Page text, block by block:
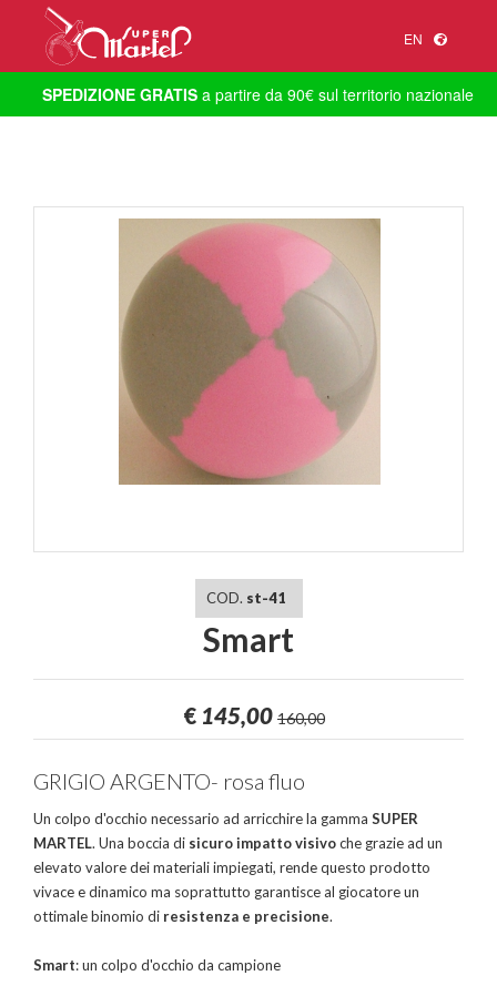
EN
SPEDIZIONE GRATISa partire da 90€ sul territorio nazionale
COD. st-41
Smart
€ 145,00 160,00
GRIGIO ARGENTO- rosa fluo
Un colpo d'occhio necessario ad arricchire la gamma SUPER
MARTEL. Una boccia di sicuro impatto visivoche grazie ad un
elevato valore dei materiali impiegati, rende questo prodotto
vivace e dinamico ma soprattutto garantisce al giocatore un
ottimale binomio di resistenza e precisione.
Smart: un colpo d'occhio da campione